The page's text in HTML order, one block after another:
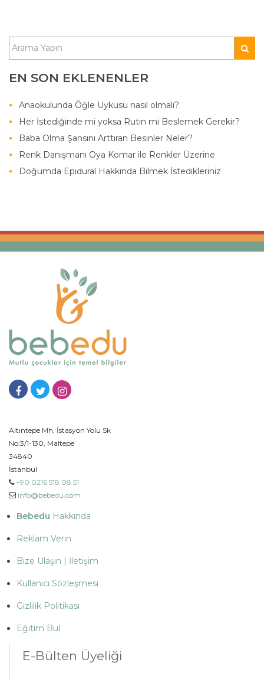
EN SON EKLENENLER
Anaokulunda Öğle Uykusu nasıl olmalı?
Her İstediğinde mi yoksa Rutin mi Beslemek Gerekir?
Baba Olma Şansını Arttıran Besinler Neler?
Renk Danışmanı Oya Komar ile Renkler Üzerine
Doğumda Epidural Hakkında Bilmek İstedikleriniz
Altıntepe Mh, İstasyon Yolu Sk
No:3/1-130, Maltepe
34840
İstanbul
+90 0216 518 08 51
info@bebedu.com
Bebedu Hakkında
Reklam Verin
Bize Ulaşın | İletişim
Kullanıcı Sözleşmesi
Gizlilik Politikası
Eğitim Bul
E-Bülten Üyeliği